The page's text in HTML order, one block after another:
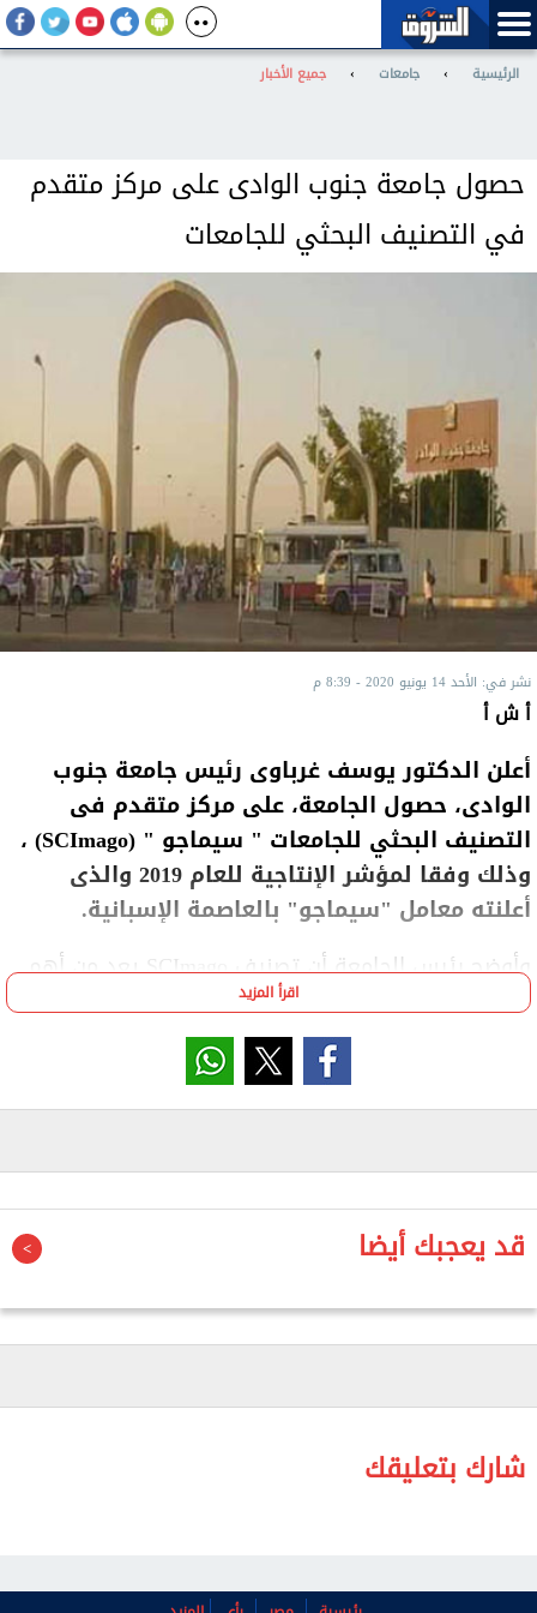
الرئيسية › جامعات › جميع الأخبار
حصول جامعة جنوب الوادى على مركز متقدم
في التصنيف البحثي للجامعات
نشر في: الأحد 14 يونيو 2020 - 8:39 م
أ ش أ
أعلن الدكتور يوسف غرباوى رئيس جامعة جنوب
الوادى، حصول الجامعة، على مركز متقدم فى
التصنيف البحثي للجامعات " سيماجو " (SCImago) ،
وذلك وفقا لمؤشر الإنتاجية للعام 2019 والذى
أعلنته معامل "سيماجو" بالعاصمة الإسبانية.
وأوضح رئيس الجامعة أن تصنيف SCImago يعد من أهم
التصنيفات، إذ يشمل سبعة مؤشرات لحجم البحث العلمي
وفاعليته في العديد من المراكز البحثية التي تقع في
العديد من دول العالم ، وقال إن معامل إس سي ماغو
متخصصة بتحليل وتقييم المعلومات التي تتضمنها أهم
تعود لمؤسسةElsevier ، وهي مؤسسة مستقلة تقوم
بنشر الإنتاج العلمي للجامعات والمراكز البحثية. ويتكون
المؤشر من سبع مؤشرات فرعية تهدف لتقديم نظرة
وأضاف الدكتور أحمد عكاوى نائب رئيس الجامعة لشئون
تضمن 7026 مؤسسه بحثية دولية، وجاءت جامعة جنوب
اقرأ المزيد
قد يعجبك أيضا
شارك بتعليقك